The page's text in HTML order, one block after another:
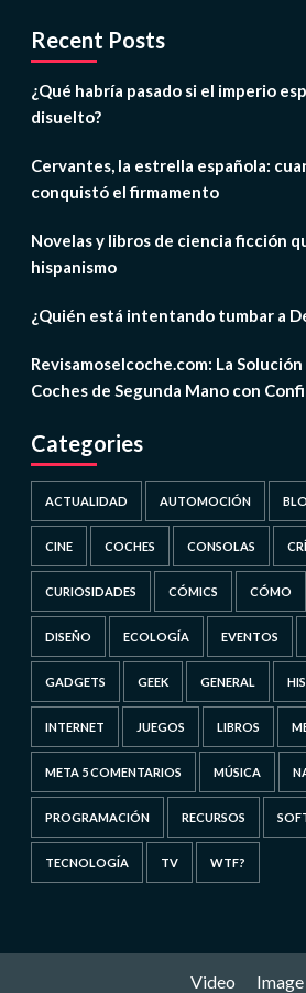
Recent Posts
¿Qué habría pasado si el imperio
disuelto?
Cervantes, la estrella española:
conquistó el firmamento
Novelas y libros de ciencia ficción
hispanismo
¿Quién está intentando tumbar a
Revisamoselcoche.com: La
Coches de Segunda Mano con
Categories
ACTUALIDAD AUTOMOCIÓN
CINE COCHES CONSOLAS
CURIOSIDADES CÓMICS CÓMO
DISEÑO ECOLOGÍA EVENTOS
GADGETS GEEK GENERAL
INTERNET JUEGOS LIBROS
META 5 COMENTARIOS MÚSICA
PROGRAMACIÓN RECURSOS
TECNOLOGÍA TV WTF?
Video Image